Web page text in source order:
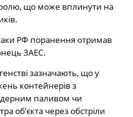
що може вплинути на
РФ поранення отримав
ЗАЕС.
зазначають, що у
контейнерів з
паливом чи
об’єкта через обстріли